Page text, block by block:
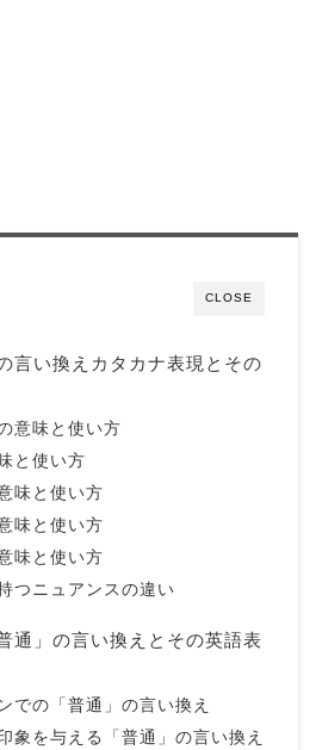
CLOSE
言い換えカタカナ表現とその
意味と使い方
と使い方
味と使い方
味と使い方
味と使い方
つニュアンスの違い
通」の言い換えとその英語表
での「普通」の言い換え
象を与える「普通」の言い換え